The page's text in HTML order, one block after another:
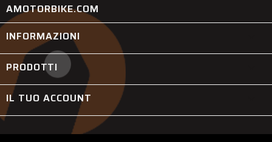
AMOTORBIKE.COM
INFORMAZIONI
PRODOTTI
IL TUO ACCOUNT